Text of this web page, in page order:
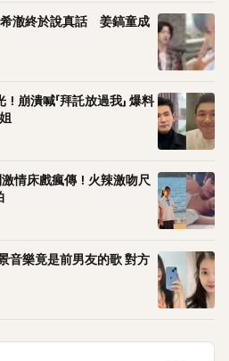
希澈終於說真話 姜鎬童成
崩潰喊「拜託放過我」 爆料
激情床戲瘋傳！火辣激吻尺
音樂竟是前男友的歌 對方